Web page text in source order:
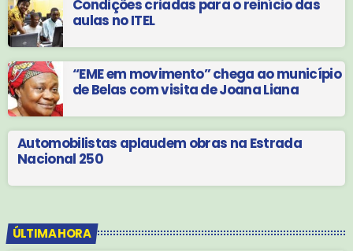
Condições criadas para o reinício das
aulas no ITEL
“EME em movimento” chega ao município
de Belas com visita de Joana Liana
Automobilistas aplaudem obras na Estrada
Nacional 250
ÚLTIMA HORA